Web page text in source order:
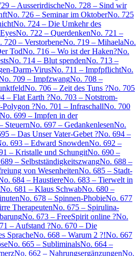
– AusserirdischeNo. 728 – Sind wir
No. 726 – Seminar im OktoberNo. 725
No. 724 – Die Umkehr des
No. 722 – QuerdenkenNo. 721 –
720 – VerstorbeneNo. 719 – MihaelaNo.
TodNo. 716 – Wo ist der Haken?No.
No. 714 – Blut spendenNo. 713 –
Darm-VirusNo. 711 – ImpfpflichtNo.
709 – ImpfzwangNo. 708 –
No. 706 – Zeit des Tuns ?No. 705
– Flat Earth ?No. 703 – Notstrom-
Polygon ?No. 701 – InfraschallNo. 700
No. 699 – Impfen in der
SteuernNo. 697 – GedankenlesenNo.
– Das Unser Vater-Gebet ?No. 694 –
693 – Edward SnowdenNo. 692 –
– Kristalle und SchungitNo. 690 –
– SelbstständigkeitszwangNo. 688 –
von WesenheitenNo. 685 – Stadt-
684 – HaustiereNo. 683 – Tierwelt in
No. 681 – Klaus SchwabNo. 680 –
No. 678 – Spinnen-PhobieNo. 677
TherapeutenNo. 675 – Spirulina-
No. 673 – FreeSpirit online ?No.
– Aufstand ?No. 670 – Die
SpracheNo. 668 – Warum 2 ?!No. 667
No. 665 – SubliminalsNo. 664 –
No. 662 – NahrungsergänzungenNo.